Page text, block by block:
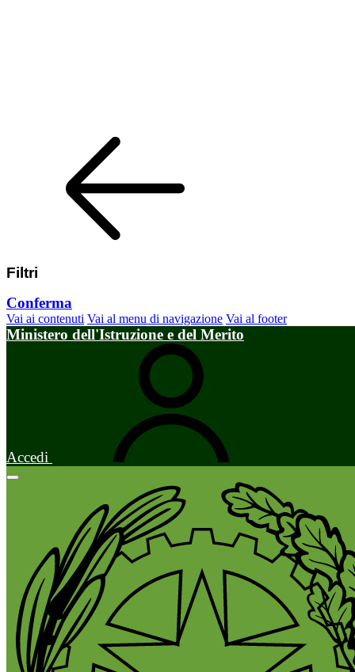
Filtri
Conferma
Vai ai contenuti Vai al menu di navigazione Vai al footer
Ministero dell'Istruzione e del Merito
Accedi